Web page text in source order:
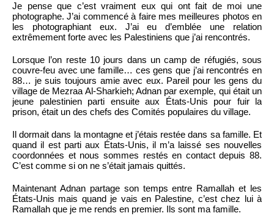
Je pense que c’est vraiment eux qui ont fait de moi une
photographe. J’ai commencé à faire mes meilleures photos en
les photographiant eux. J’ai eu d’emblée une relation
extrêmement forte avec les Palestiniens que j’ai rencontrés.
Lorsque l’on reste 10 jours dans un camp de réfugiés, sous
couvre-feu avec une famille… ces gens que j’ai rencontrés en
88… je suis toujours amie avec eux. Pareil pour les gens du
village de Mezraa Al-Sharkieh; Adnan par exemple, qui était un
jeune palestinien parti ensuite aux États-Unis pour fuir la
prison, était un des chefs des Comités populaires du village.
Il dormait dans la montagne et j’étais restée dans sa famille. Et
quand il est parti aux États-Unis, il m’a laissé ses nouvelles
coordonnées et nous sommes restés en contact depuis 88.
C’est comme si on ne s’était jamais quittés.
Maintenant Adnan partage son temps entre Ramallah et les
États-Unis mais quand je vais en Palestine, c’est chez lui à
Ramallah que je me rends en premier. Ils sont ma famille.